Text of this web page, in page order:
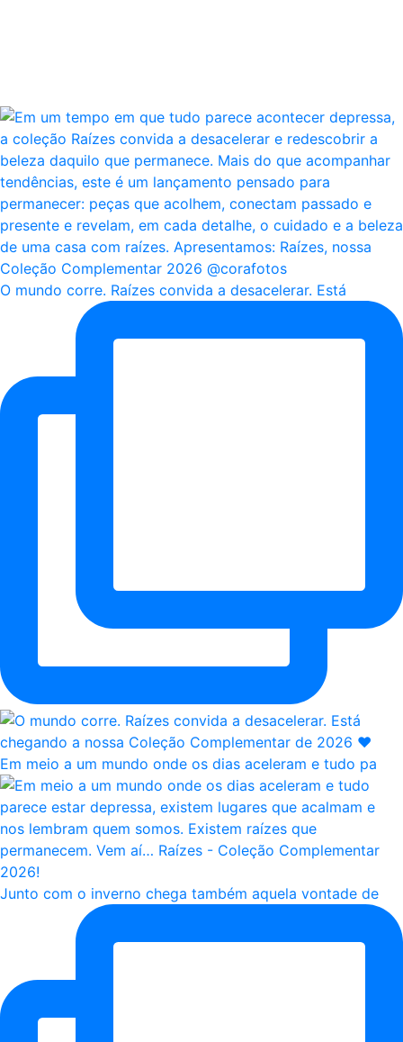
O mundo corre. Raízes convida a desacelerar. Está
Em meio a um mundo onde os dias aceleram e tudo pa
Junto com o inverno chega também aquela vontade de